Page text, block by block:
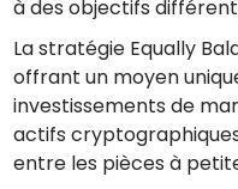
Explorer les actifs
Découvrir les
Portefeuille
Des informations
à des objectifs
La stratégie Equally
offrant un moyen
investissements de
actifs
entre les pièces à